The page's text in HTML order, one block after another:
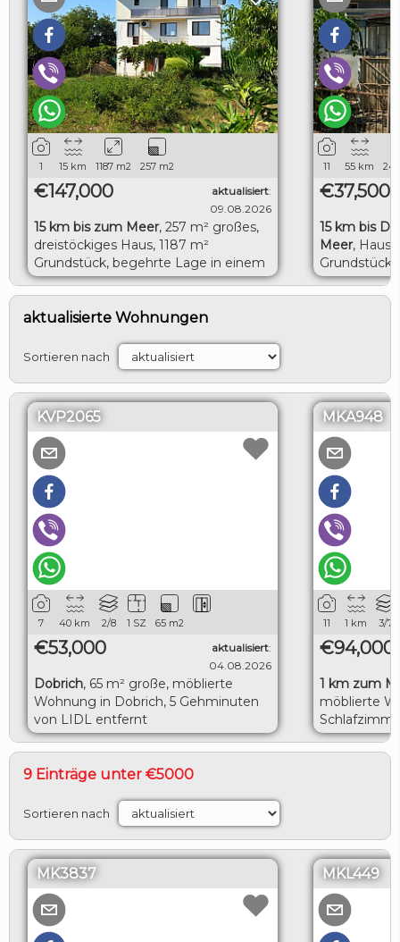
1 15 km 1187 m2 257 m2
€147,000 aktualisiert:
09.08.2026
15 km bis zum Meer, 257 m² großes,
dreistöckiges Haus, 1187 m²
Grundstück, begehrte Lage in einem
Dorf, 15 km zum Meer
11 55 km
€37,500
15 km bis
Meer, Haus
Grundstück
Dobritsch,
aktualisierte Wohnungen
Sortieren nach
KVP2065
7 40 km 2/8 1 SZ 65 m2
€53,000 aktualisiert:
04.08.2026
Dobrich, 65 m² große, möblierte
Wohnung in Dobrich, 5 Gehminuten
von LIDL entfernt
MKA948
11 1 km 3/7
€94,000
1 km zum
möblierte
herrlicher
9 Einträge unter €5000
Sortieren nach
MK3837 MKL449